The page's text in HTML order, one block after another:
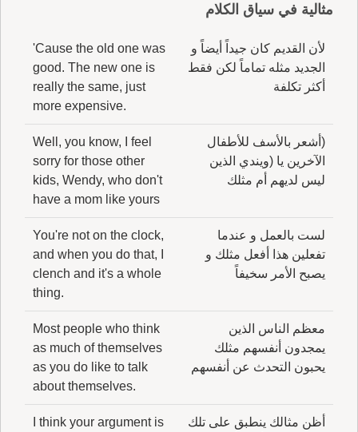
مثالية في سياق الكلام
لأن القديم كان جيداً أيضاً و
الجديد مثله تماماً لكن فقط
أكثر تكلفة
'Cause the old one was
good. The new one is
really the same, just
more expensive.
(أشعر بالأسف للأطفال
الآخرين يا (ويندي الذين
ليس لديهم أم مثلك
Well, you know, I feel
sorry for those other
kids, Wendy, who don't
have a mom like yours
لست بالعمل و عندما
تفعلين هذا أفعل مثلك و
يصبح الأمر سخيفاً
You're not on the clock,
and when you do that, I
clench and it's a whole
thing.
معظم الناس الذين
يمجدون أنفسهم مثلك
يحبون التحدث عن أنفسهم
Most people who think
as much of themselves
as you do like to talk
about themselves.
أظن مثالك ينطبق على تلك
I think your argument is